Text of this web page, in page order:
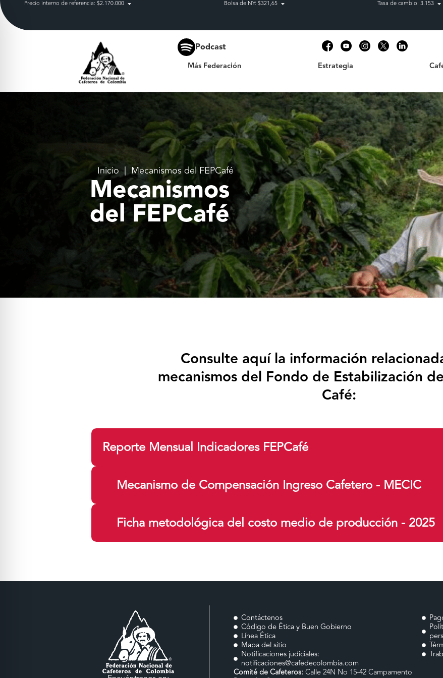
Precio interno de referencia: $2.170.000 Bolsa de NY: $321,65 Tasa de cambio: 3.153
Podcast
Más Federación Estrategia
Inicio | Mecanismos del FEPCafé
Mecanismos
del FEPCafé
Consulte aquí la información
mecanismos del Fondo de Estabilización
Café:
Reporte Mensual Indicadores FEPCafé
Mecanismo de Compensación Ingreso Cafetero - MECIC
Ficha metodológica del costo medio de producción - 2025
Contáctenos
Código de Ética y Buen Gobierno
Línea Ética
Mapa del sitio
Notificaciones judiciales:
notificaciones@cafedecolombia.com
Comité de Cafeteros: Calle 24N No 15-42 Campamento